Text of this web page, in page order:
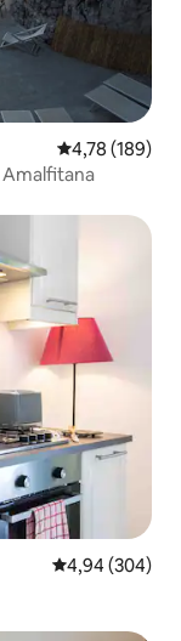
4,78 de uma
4,78 (189)
Amalfitana
4,94 de uma
4,94 (304)